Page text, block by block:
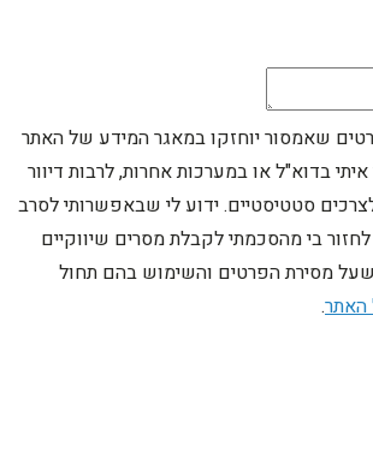
שאמסור יוחזקו במאגר המידע של האתר
בדוא"ל או במערכות אחרות, לרבות דיוור
סטטיסטיים. ידוע לי שבאפשרותי לסרב
בי מהסכמתי לקבלת מסרים שיווקיים
מסירת הפרטים והשימוש בהם תחול
האתר.